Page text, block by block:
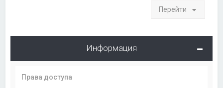
Перейти
Информация
Права доступа